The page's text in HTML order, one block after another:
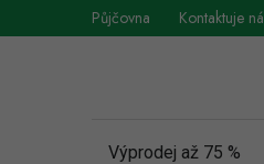
na
Půjčovna Kontaktuje nás
Výprodej až 75 %